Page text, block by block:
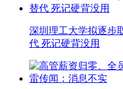
深圳理工大学拟逐步
代 死记硬背没用